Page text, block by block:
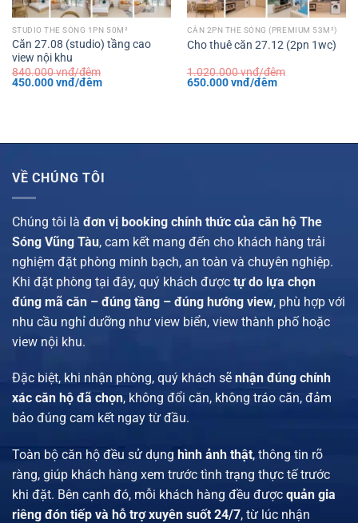
STUDIO THE SÓNG 1PN 50M²
Căn 27.08 (studio) tầng cao
view nội khu
840.000vnđ/đêm
Giá
450.000vnđ/đêmGiá
CĂN 2PN THE SÓNG (PREMIUM 53M²)
Cho thuê căn 27.12 (2pn 1wc)
1.020.000vnđ/đêm
Giá
650.000vnđ/đêmGiá
VỀ CHÚNG TÔI
Chúng tôi là đơn vị booking chính thức của căn hộ The
Sóng Vũng Tàu, cam kết mang đến cho khách hàng trải
nghiệm đặt phòng minh bạch, an toàn và chuyên nghiệp.
Khi đặt phòng tại đây, quý khách được tự do lựa chọn
đúng mã căn – đúng tầng – đúng hướng view, phù hợp với
nhu cầu nghỉ dưỡng như view biển, view thành phố hoặc
view nội khu.
Đặc biệt, khi nhận phòng, quý khách sẽ nhận đúng chính
xác căn hộ đã chọn, không đổi căn, không tráo căn, đảm
bảo đúng cam kết ngay từ đầu.
Toàn bộ căn hộ đều sử dụng hình ảnh thật, thông tin rõ
ràng, giúp khách hàng xem trước tình trạng thực tế trước
khi đặt. Bên cạnh đó, mỗi khách hàng đều được quản gia
riêng đón tiếp và hỗ trợ xuyên suốt 24/7, từ lúc nhận